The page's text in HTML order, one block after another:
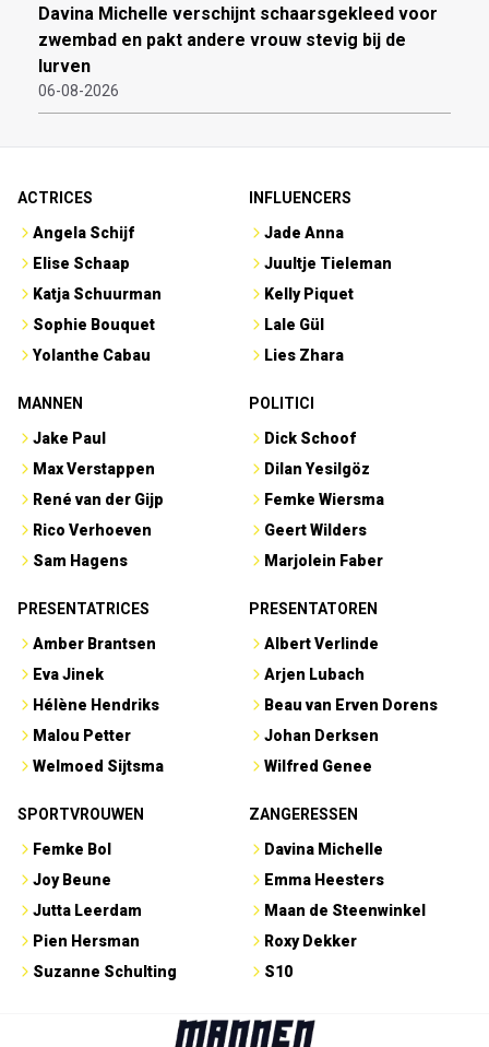
Davina Michelle verschijnt schaarsgekleed voor
zwembad en pakt andere vrouw stevig bij de
lurven
06-08-2026
ACTRICES
Angela Schijf
Elise Schaap
Katja Schuurman
Sophie Bouquet
Yolanthe Cabau
INFLUENCERS
Jade Anna
Juultje Tieleman
Kelly Piquet
Lale Gül
Lies Zhara
MANNEN
Jake Paul
Max Verstappen
René van der Gijp
Rico Verhoeven
Sam Hagens
POLITICI
Dick Schoof
Dilan Yesilgöz
Femke Wiersma
Geert Wilders
Marjolein Faber
PRESENTATRICES
Amber Brantsen
Eva Jinek
Hélène Hendriks
Malou Petter
Welmoed Sijtsma
PRESENTATOREN
Albert Verlinde
Arjen Lubach
Beau van Erven Dorens
Johan Derksen
Wilfred Genee
SPORTVROUWEN
Femke Bol
Joy Beune
Jutta Leerdam
Pien Hersman
Suzanne Schulting
ZANGERESSEN
Davina Michelle
Emma Heesters
Maan de Steenwinkel
Roxy Dekker
S10